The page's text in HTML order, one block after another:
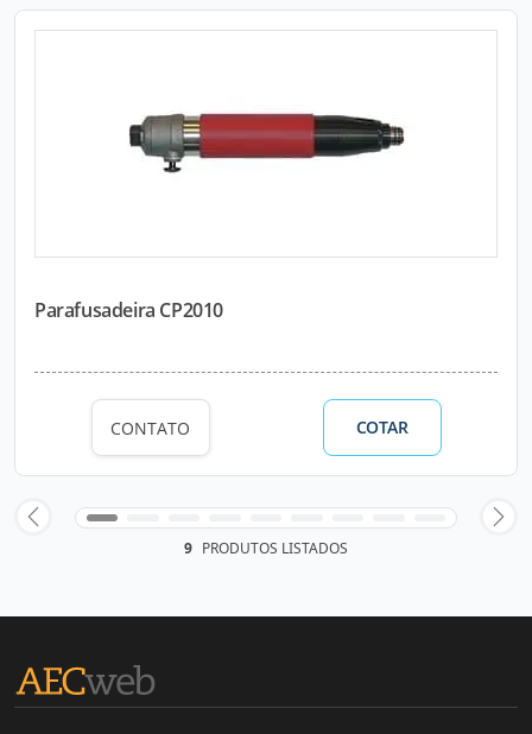
Parafusadeira CP2010
CONTATO COTAR
9 PRODUTOS LISTADOS